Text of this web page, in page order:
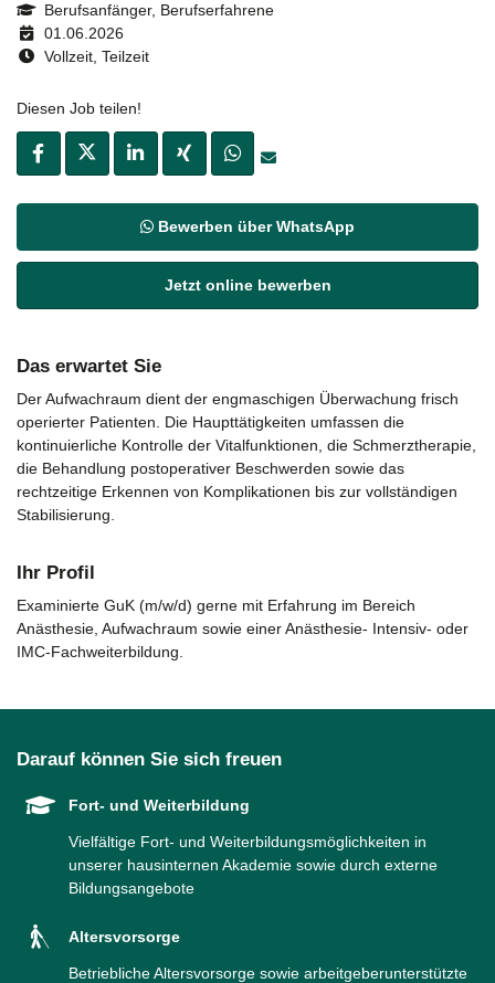
Berufsanfänger, Berufserfahrene
01.06.2026
Vollzeit, Teilzeit
Diesen Job teilen!
Bewerben über WhatsApp
Jetzt online bewerben
Das erwartet Sie
Der Aufwachraum dient der engmaschigen Überwachung frisch
operierter Patienten. Die Haupttätigkeiten umfassen die
kontinuierliche Kontrolle der Vitalfunktionen, die Schmerztherapie,
die Behandlung postoperativer Beschwerden sowie das
rechtzeitige Erkennen von Komplikationen bis zur vollständigen
Stabilisierung.
Ihr Profil
Examinierte GuK (m/w/d) gerne mit Erfahrung im Bereich
Anästhesie, Aufwachraum sowie einer Anästhesie- Intensiv- oder
IMC-Fachweiterbildung.
Darauf können Sie sich freuen
Fort- und Weiterbildung
Vielfältige Fort- und Weiterbildungsmöglichkeiten in
unserer hausinternen Akademie sowie durch externe
Bildungsangebote
Altersvorsorge
Betriebliche Altersvorsorge sowie arbeitgeberunterstützte